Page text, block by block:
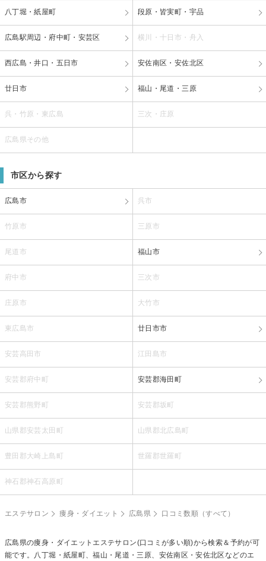
八丁堀・紙屋町 段原・皆実町・宇品
広島駅周辺・府中町・安芸区 横川・十日市・舟入
西広島・井口・五日市 安佐南区・安佐北区
廿日市 福山・尾道・三原
呉・竹原・東広島 三次・庄原
広島県その他
市区から探す
広島市 呉市
竹原市 三原市
尾道市 福山市
府中市 三次市
庄原市 大竹市
東広島市 廿日市市
安芸高田市 江田島市
安芸郡府中町 安芸郡海田町
安芸郡熊野町 安芸郡坂町
山県郡安芸太田町 山県郡北広島町
豊田郡大崎上島町 世羅郡世羅町
神石郡神石高原町
エステサロン 痩身・ダイエット 広島県 口コミ数順（すべて）
広島県の痩身・ダイエットエステサロン(口コミが多い順)から検索＆予約が可
能です。八丁堀・紙屋町、福山・尾道・三原、安佐南区・安佐北区などのエ